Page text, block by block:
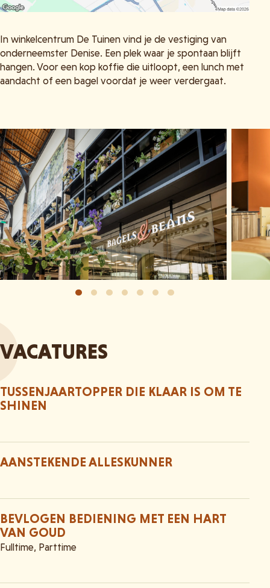
In winkelcentrum De Tuinen vind je de vestiging van
onderneemster Denise. Een plek waar je spontaan blijft
hangen. Voor een kop koffie die uitloopt, een lunch met
aandacht of een bagel voordat je weer verdergaat.
VACATURES
TUSSENJAARTOPPER DIE KLAAR IS OM TE
SHINEN
AANSTEKENDE ALLESKUNNER
BEVLOGEN BEDIENING MET EEN HART
VAN GOUD
Fulltime, Parttime